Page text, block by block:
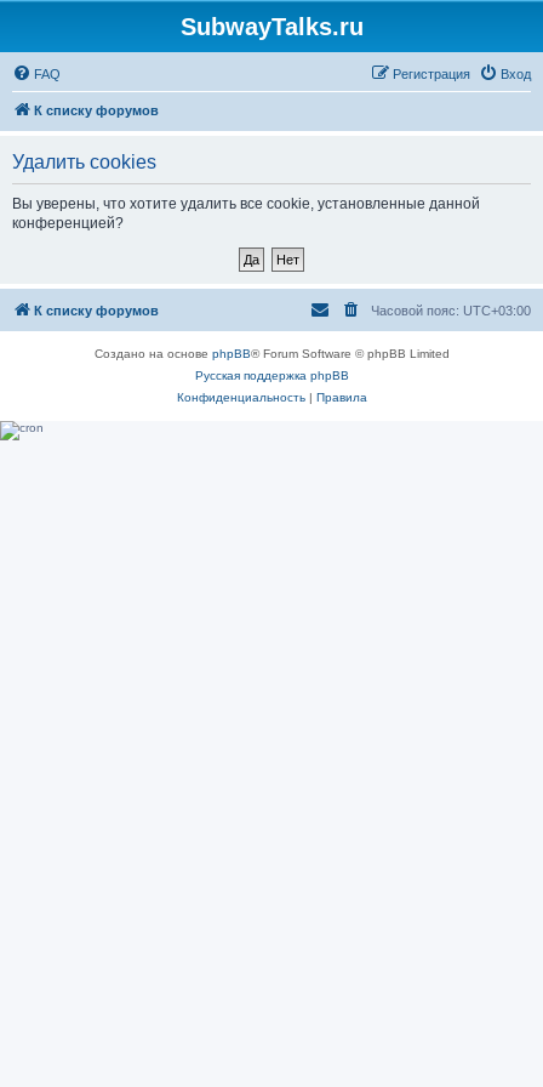
SubwayTalks.ru
FAQ Вход
Регистрация
К списку форумов
Удалить cookies
Вы уверены, что хотите удалить все cookie, установленные данной
конференцией?
К списку форумов Часовой пояс: UTC+03:00
Создано на основе phpBB® Forum Software © phpBB Limited
Русская поддержка phpBB
Конфиденциальность| Правила